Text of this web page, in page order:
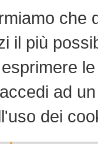
che
il più
ad
dei
Musica